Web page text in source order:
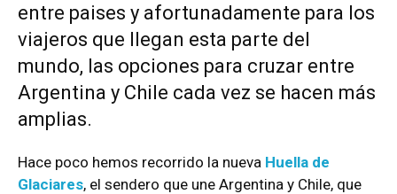
entre paises y afortunadamente para los
viajeros que llegan esta parte del
mundo, las opciones para cruzar entre
Argentina y Chile cada vez se hacen más
amplias.
Hace poco hemos recorrido la nueva Huella de
Glaciares, el sendero que une Argentina y Chile, que